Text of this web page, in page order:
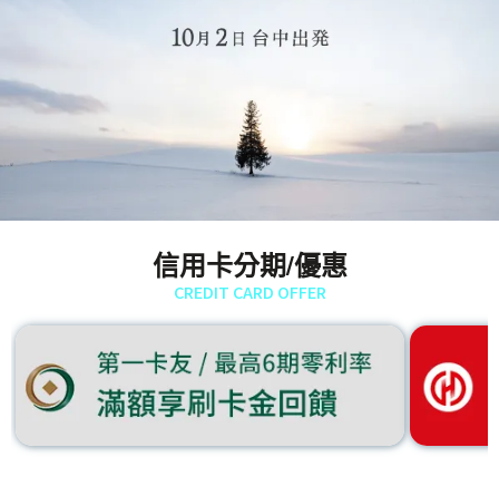
信用卡分期/優惠
CREDIT CARD OFFER